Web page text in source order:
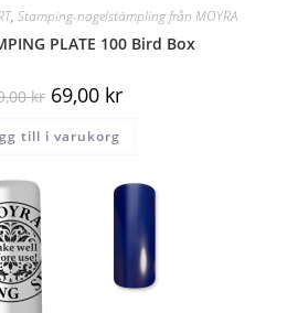
, Stamping-nagelstämpling från MOYRA
PLATE 100 Bird Box
kr 69,00 kr
till i varukorg